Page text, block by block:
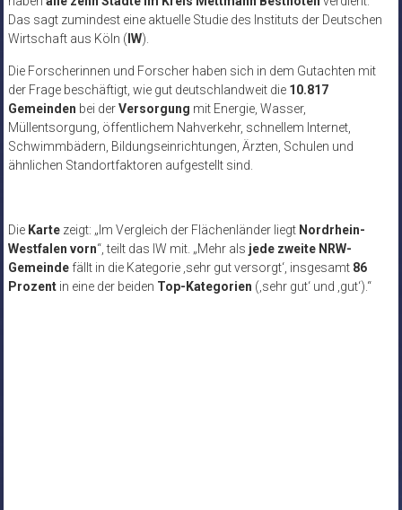
Das sagt zumindest eine aktuelle Studie des Instituts der Deutschen
Wirtschaft aus Köln ( IW).
Die Forscherinnen und Forscher haben sich in dem Gutachten mit
der Frage beschäftigt, wie gut deutschlandweit die 10.817
Gemeinden bei derVersorgung mit Energie, Wasser,
Müllentsorgung, öffentlichem Nahverkehr, schnellem Internet,
Schwimmbädern, Bildungseinrichtungen, Ärzten, Schulen und
ähnlichen Standortfaktoren aufgestellt sind.
Die Kartezeigt: „Im Vergleich der Flächenländer liegt Nordrhein-
Westfalen vorn“, teilt das IW mit. „Mehr als jede zweite NRW-
Gemeindefällt in die Kategorie ‚sehr gut versorgt‘, insgesamt 86
Prozentin eine der beiden Top-Kategorien (‚sehr gut‘ und ‚gut‘).“